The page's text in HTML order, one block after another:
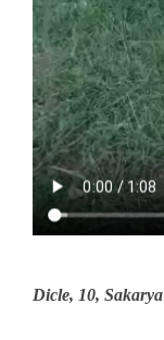
Dicle, 10, Sakarya